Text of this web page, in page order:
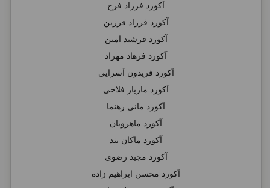
آکورد فرزاد فرخ
آکورد فرزاد فرزین
آکورد فرشید امین
آکورد فرهاد مهراد
آکورد فریدون آسرایی
آکورد مازیار فلاحی
آکورد مانی رهنما
آکورد ماهرویان
آکورد ماکان بند
آکورد مجید رضوی
آکورد محسن ابراهیم زاده